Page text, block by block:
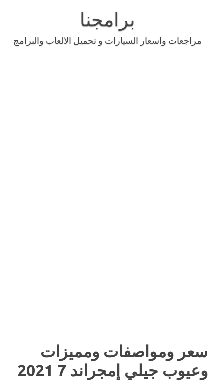
برامجنا
مراجعات واسعار السيارات و تحميل الالعاب والبرامج
سعر ومواصفات ومميزات
وعيوب جيلي إمجراند 7 2021